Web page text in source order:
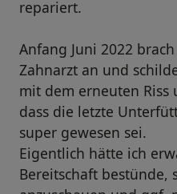
repariert.
Anfang Juni 2022
Zahnarzt an und
mit dem erneuten
dass die letzte
super gewesen sei.
Eigentlich hätte ich
Bereitschaft bestünde,